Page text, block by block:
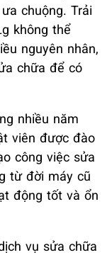
chuộng. Trải
không thể
nguyên nhân,
chữa để có
nhiều năm
viên được đào
công việc sửa
từ đời máy cũ
động tốt và ổn
vụ sửa chữa